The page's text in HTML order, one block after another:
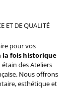
ET DE QUALITÉ
pour vos
la fois historique
des Ateliers
Nous offrons
esthétique et